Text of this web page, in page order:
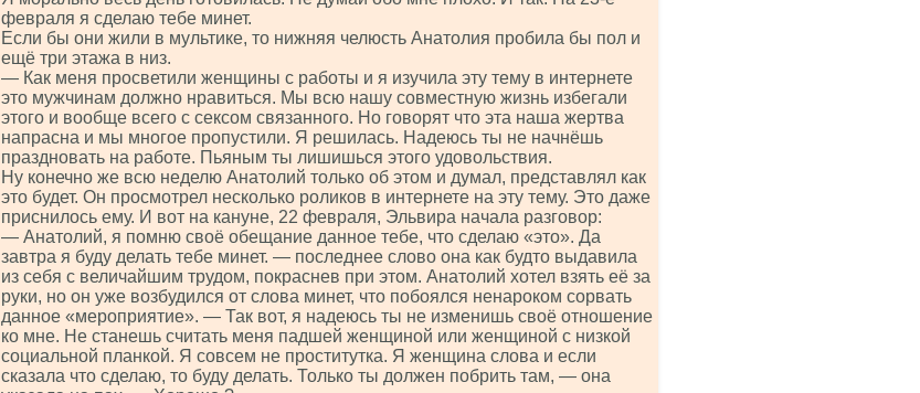
февраля я сделаю тебе минет.
Если бы они жили в мультике, то нижняя челюсть Анатолия пробила бы пол и
ещё три этажа в низ.
— Как меня просветили женщины с работы и я изучила эту тему в интернете
это мужчинам должно нравиться. Мы всю нашу совместную жизнь избегали
этого и вообще всего с сексом связанного. Но говорят что эта наша жертва
напрасна и мы многое пропустили. Я решилась. Надеюсь ты не начнёшь
праздновать на работе. Пьяным ты лишишься этого удовольствия.
Ну конечно же всю неделю Анатолий только об этом и думал, представлял как
это будет. Он просмотрел несколько роликов в интернете на эту тему. Это даже
приснилось ему. И вот на кануне, 22 февраля, Эльвира начала разговор:
— Анатолий, я помню своё обещание данное тебе, что сделаю «это». Да
завтра я буду делать тебе минет. — последнее слово она как будто выдавила
из себя с величайшим трудом, покраснев при этом. Анатолий хотел взять её за
руки, но он уже возбудился от слова минет, что побоялся ненароком сорвать
данное «мероприятие». — Так вот, я надеюсь ты не изменишь своё отношение
ко мне. Не станешь считать меня падшей женщиной или женщиной с низкой
социальной планкой. Я совсем не проститутка. Я женщина слова и если
сказала что сделаю, то буду делать. Только ты должен побрить там, — она